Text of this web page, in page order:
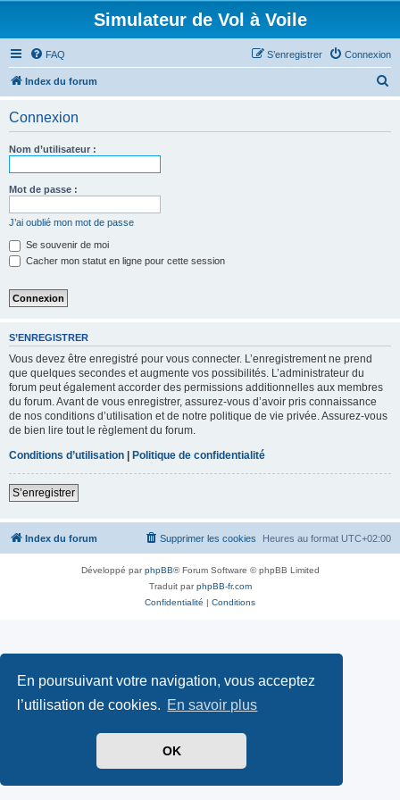
En poursuivant votre navigation, vous acceptez
l’utilisation de cookies. En savoir plus
OK
Simulateur de Vol à Voile
FAQ Connexion
S’enregistrer
Index du forum
Connexion
Nom d’utilisateur :
Mot de passe :
J’ai oublié mon mot de passe
Se souvenir de moi
Cacher mon statut en ligne pour cette session
S’ENREGISTRER
Vous devez être enregistré pour vous connecter. L’enregistrement ne prend
que quelques secondes et augmente vos possibilités. L’administrateur du
forum peut également accorder des permissions additionnelles aux membres
du forum. Avant de vous enregistrer, assurez-vous d’avoir pris connaissance
de nos conditions d’utilisation et de notre politique de vie privée. Assurez-vous
de bien lire tout le règlement du forum.
Conditions d’utilisation | Politique de confidentialité
S’enregistrer
Index du forum Heures au format UTC+02:00
Supprimer les cookies
Développé parphpBB® Forum Software © phpBB Limited
Traduit parphpBB-fr.com
Confidentialité | Conditions